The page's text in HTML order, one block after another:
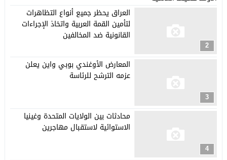
2
العراق يحظر جميع أنواع التظاهرات
لتأمين القمة العربية واتخاذ الإجراءات
القانونية ضد المخالفين
3
المعارض الأوغندي بوبي واين يعلن
عزمه الترشح للرئاسة
4
محادثات بين الولايات المتحدة وغينيا
الاستوائية لاستقبال مهاجرين